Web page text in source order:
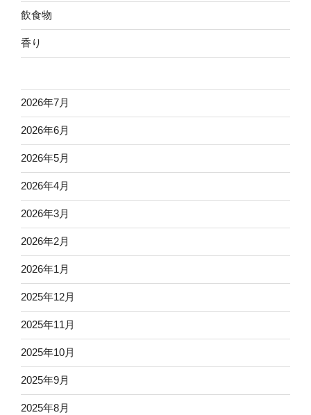
飲食物
香り
2026年7月
2026年6月
2026年5月
2026年4月
2026年3月
2026年2月
2026年1月
2025年12月
2025年11月
2025年10月
2025年9月
2025年8月